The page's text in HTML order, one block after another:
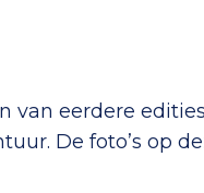
van eerdere
De foto’s op